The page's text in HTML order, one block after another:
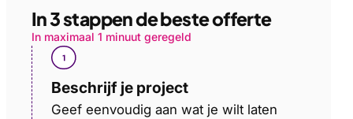
In 3 stappen de beste offerte
In maximaal 1 minuut geregeld
Beschrijf je project
Geef eenvoudig aan wat je wilt laten